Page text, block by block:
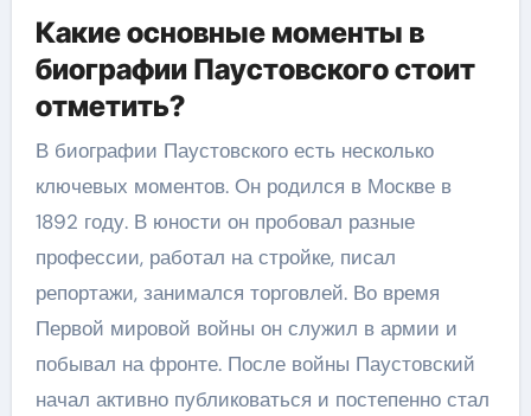
Какие основные моменты в
биографии Паустовского стоит
отметить?
В биографии Паустовского есть несколько
ключевых моментов. Он родился в Москве в
1892 году. В юности он пробовал разные
профессии, работал на стройке, писал
репортажи, занимался торговлей. Во время
Первой мировой войны он служил в армии и
побывал на фронте. После войны Паустовский
начал активно публиковаться и постепенно стал